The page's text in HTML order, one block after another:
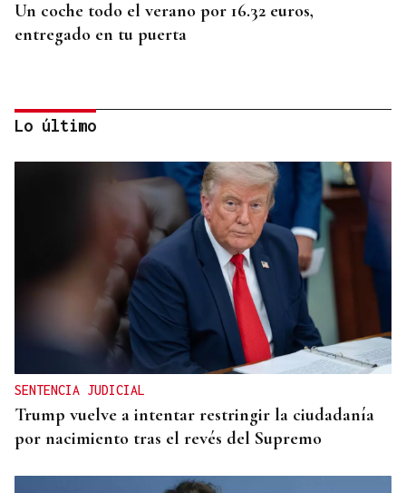
Un coche todo el verano por 16.32 euros,
entregado en tu puerta
CONATO EXTINGUIDO
Vídeo | Se desata un incendio forestal en una
cantera de Untes
Lo último
SENTENCIA JUDICIAL
Trump vuelve a intentar restringir la ciudadanía
por nacimiento tras el revés del Supremo